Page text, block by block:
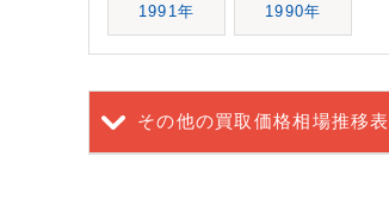
1991年 1990年
その他の買取価格相場推移表